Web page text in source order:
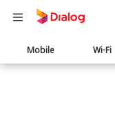
Main
navigation
Mobile Wi-Fi